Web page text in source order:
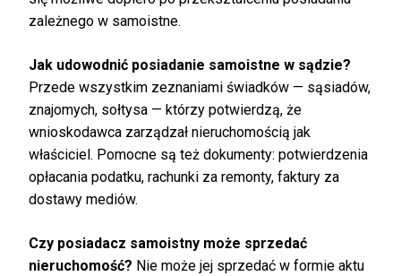
zależnego w samoistne.
Jak udowodnić posiadanie samoistne w sądzie?
Przede wszystkim zeznaniami świadków — sąsiadów,
znajomych, sołtysa — którzy potwierdzą, że
wnioskodawca zarządzał nieruchomością jak
właściciel. Pomocne są też dokumenty: potwierdzenia
opłacania podatku, rachunki za remonty, faktury za
dostawy mediów.
Czy posiadacz samoistny może sprzedać
nieruchomość? Nie może jej sprzedać w formie aktu